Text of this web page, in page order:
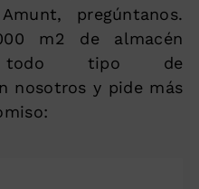
pregúntanos.
m2 de almacén
todo tipo de
nosotros y pide más